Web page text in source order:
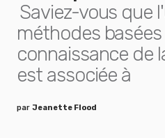
Saviez-vous que
méthodes basées
connaissance de
est associée à
par Jeanette Flood